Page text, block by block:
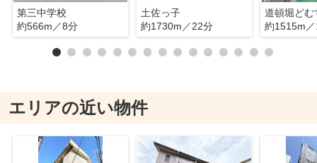
第三中学校
約566m／8分
土佐っ子
約1730m／22分
道頓堀ど
約1515m
エリアの近い物件